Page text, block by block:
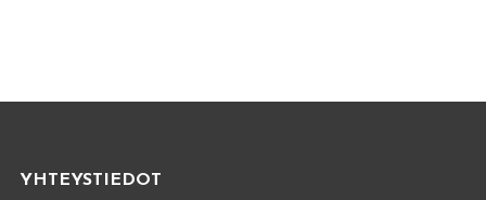
YHTEYSTIEDOT